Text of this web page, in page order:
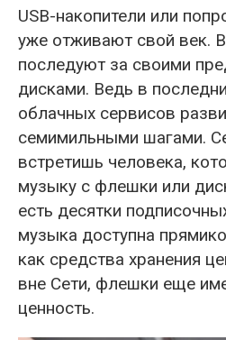
USB-накопители или
уже отживают свой век.
последуют за своими
дисками. Ведь в
облачных сервисов
семимильными шагами.
встретишь человека,
музыку с флешки или
есть десятки
музыка доступна
как средства хранения
вне Сети, флешки еще
ценность.